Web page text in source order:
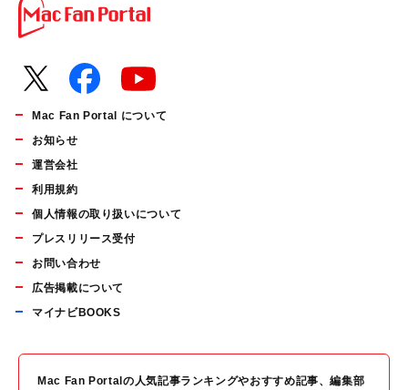
Mac Fan Portal について
お知らせ
運営会社
利用規約
個人情報の取り扱いについて
プレスリリース受付
お問い合わせ
広告掲載について
マイナビBOOKS
Mac Fan Portalの人気記事ランキングやおすすめ記事、編集部